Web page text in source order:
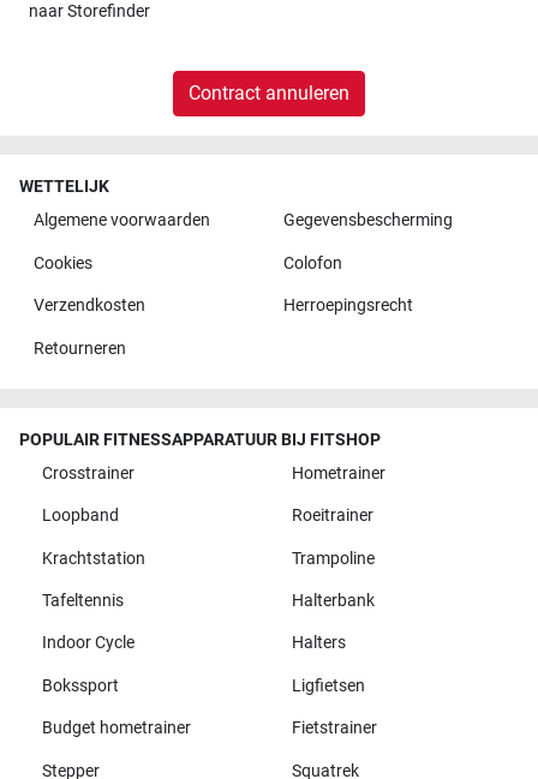
naarStorefinder
Contract annuleren
WETTELIJK
Algemene voorwaarden
Gegevensbescherming
Cookies Colofon
Verzendkosten Herroepingsrecht
Retourneren
POPULAIR FITNESSAPPARATUUR BIJ FITSHOP
Crosstrainer
Hometrainer
Loopband Roeitrainer
Krachtstation Trampoline
Tafeltennis Halterbank
Indoor Cycle Halters
Bokssport Ligfietsen
Budget hometrainer Fietstrainer
Stepper Squatrek